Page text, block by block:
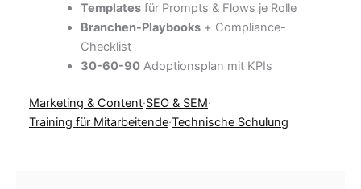
Templatesfür Prompts & Flows je Rolle
Branchen-Playbooks+ Compliance-
Checklist
30-60-90Adoptionsplan mit KPIs
Marketing & Content·SEO & SEM·
Training für Mitarbeitende·Technische Schulung